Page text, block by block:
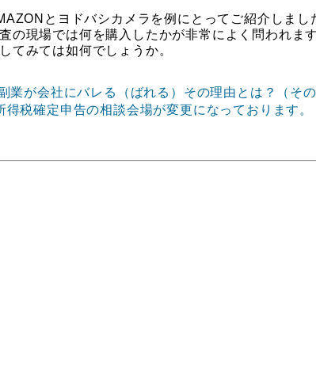
とヨドバシカメラを例にとってご紹介しまし
の現場では何を購入したかが非常によく問われます
てみては如何でしょうか。
業が会社にバレる（ばれる）その理由とは？（その
得税確定申告の相談会場が変更になっております。